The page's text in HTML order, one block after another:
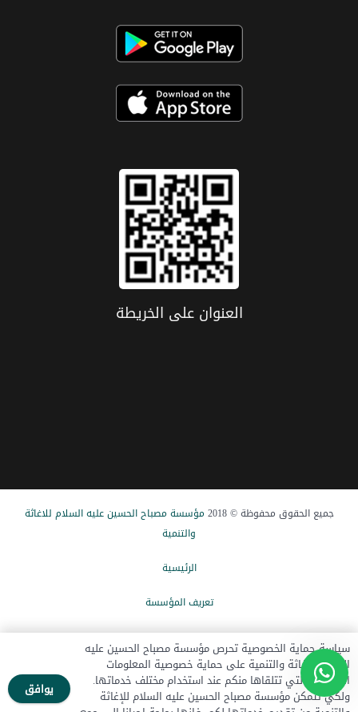
العنوان علی الخریطة
جميع الحقوق محفوظة © 2018
مؤسسة مصباح الحسین علیه السلام للاغاثة
والتنمیة
الرئيسیة
تعریف المؤسسة
الاخبار
تبرع الآن
اتصل بنا
سياسة حماية الخصوصية تحرص مؤسسة مصباح الحسين عليه
السلام للإغاثة والتنمية على حماية خصوصية المعلومات
الشخصية التي تتلقاها منكم عند استخدام مختلف خدماتها.
ولكي تتمكن مؤسسة مصباح الحسين عليه السلام للإغاثة
يوافق